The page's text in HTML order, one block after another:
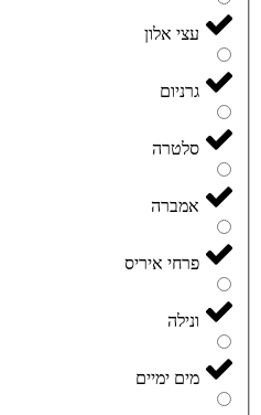
עצי אלון
גרניום
סלטרה
אמברה
פרחי איריס
ונילה
מים ימיים